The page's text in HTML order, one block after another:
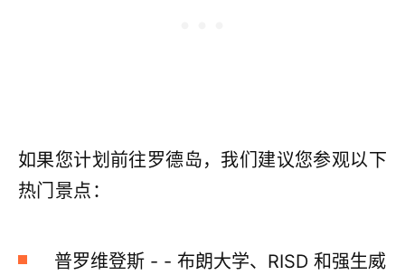
如果您计划前往罗德岛，我们建议您参观以下
热门景点：
普罗维登斯 - - 布朗大学、RISD 和强生威